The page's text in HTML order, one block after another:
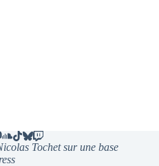
Tochet sur une base